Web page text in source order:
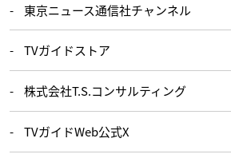
東京ニュース通信社チャンネル
TVガイドストア
株式会社T.S.コンサルティング
TVガイドWeb公式X